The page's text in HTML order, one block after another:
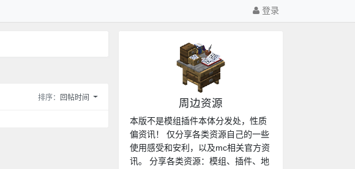
登录
排序： 回帖时间 周边资源
本版不是模组插件本体分发处，性质
偏资讯！ 仅分享各类资源自己的一些
使用感受和安利，以及mc相关官方资
讯。 分享各类资源：模组、插件、地